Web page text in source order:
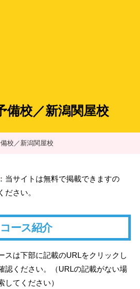
備校／新潟関屋校
校／新潟関屋校
当サイトは無料で掲載できますの
ださい。
コース紹介
スは下部に記載のURLをクリックし
認ください。（URLの記載がない場
てください）